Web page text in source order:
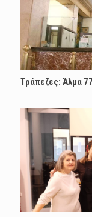
Τράπεζες: Άλμα